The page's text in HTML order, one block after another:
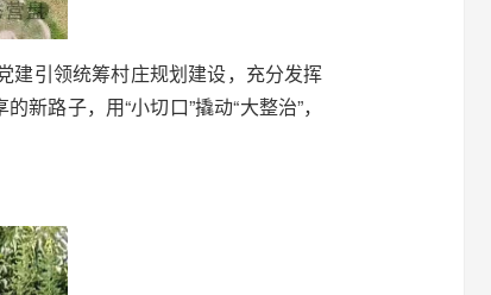
建引领统筹村庄规划建设，充分发挥
路子，用“小切口”撬动“大整治”，